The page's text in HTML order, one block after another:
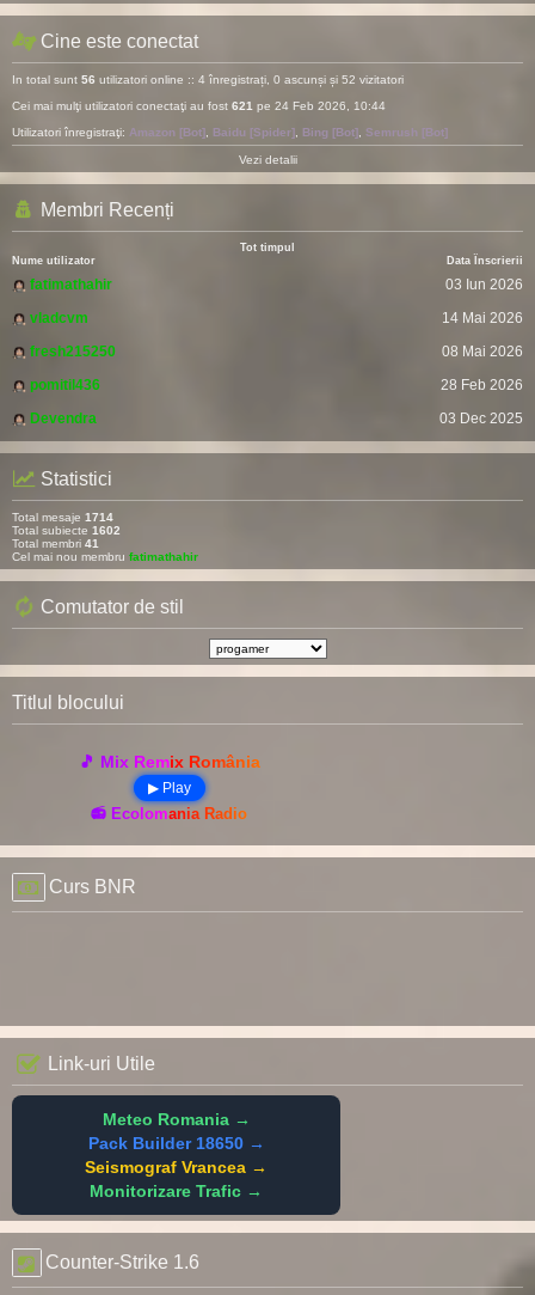
Cine este conectat
In total sunt 56 utilizatori online :: 4 înregistrați, 0 ascunși și 52 vizitatori
Cei mai mulţi utilizatori conectaţi au fost 621 pe 24 Feb 2026, 10:44
Utilizatori înregistraţi: Amazon [Bot] Baidu [Spider] Bing [Bot] Semrush [Bot]
Vezi detalii
Membri Recenți
Tot timpul
Nume utilizator
Data Înscrierii
fatimathahir
03 Iun 2026
vladcvm
14 Mai 2026
fresh215250
08 Mai 2026
pomitil436
28 Feb 2026
Devendra
03 Dec 2025
Statistici
Total mesaje 1714
Total subiecte 1602
Total membri 41
Cel mai nou membru fatimathahir
Comutator de stil
Titlul blocului
🎵 Mix Remix România
▶ Play
📻 Ecolomania Radio
Curs BNR
Link-uri Utile
Meteo Romania →
Pack Builder 18650 →
Seismograf Vrancea →
Monitorizare Trafic →
Counter-Strike 1.6